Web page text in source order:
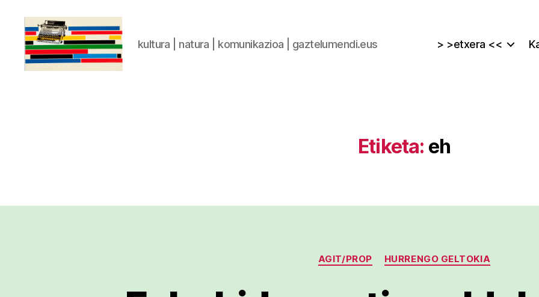
kultura | natura | komunikazioa | gaztelumendi.eus > >etxera <<
Etiketa: eh
Kategoriak
AGIT/PROP HURRENGO GELTOKIA